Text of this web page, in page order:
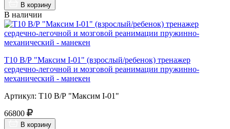
В корзину
В наличии
Т10 В/Р "Максим I-01" (взрослый/ребенок) тренажер
сердечно-легочной и мозговой реанимации пружинно-
механический - манекен
Артикул: Т10 В/Р "Максим I-01"
66800
В корзину